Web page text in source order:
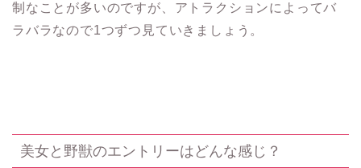
制なことが多いのですが、アトラクションによってバ
ラバラなので1つずつ見ていきましょう。
美女と野獣のエントリーはどんな感じ？